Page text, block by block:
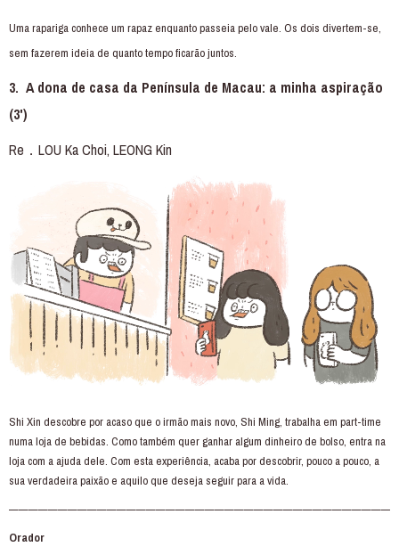
Uma rapariga conhece um rapaz enquanto passeia pelo vale. Os dois divertem-se,
sem fazerem ideia de quanto tempo ficarão juntos.
3. A dona de casa da Península de Macau: a minha aspiração
(3')
Re．LOU Ka Choi, LEONG Kin
Shi Xin descobre por acaso que o irmão mais novo, Shi Ming, trabalha em part-time
numa loja de bebidas. Como também quer ganhar algum dinheiro de bolso, entra na
loja com a ajuda dele. Com esta experiência, acaba por descobrir, pouco a pouco, a
sua verdadeira paixão e aquilo que deseja seguir para a vida.
Orador